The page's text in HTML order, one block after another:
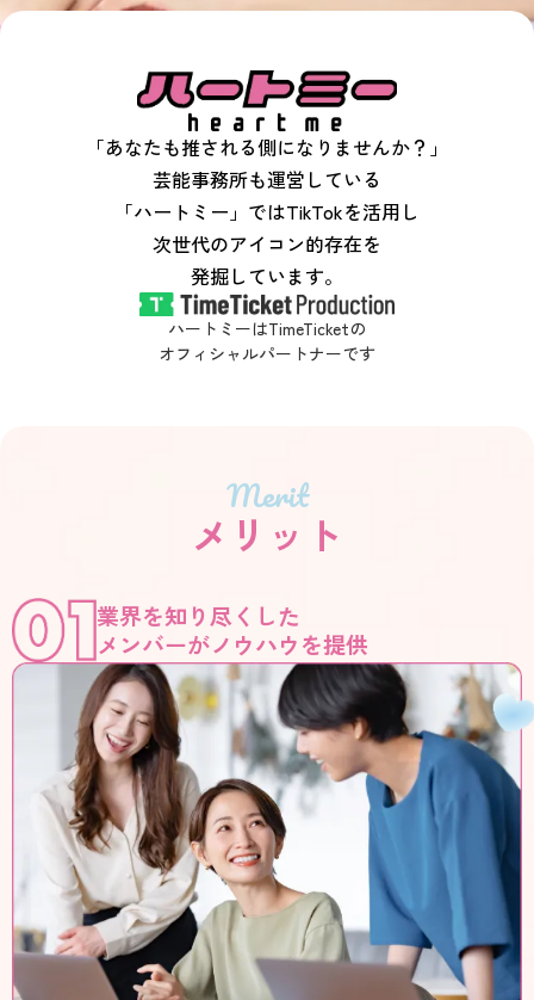
「あなたも推される側になりませんか？」
芸能事務所も運営している
「ハートミー」ではTikTokを活用し
次世代のアイコン的存在を
発掘しています。
ハートミーはTimeTicketの
オフィシャルパートナーです
Merit
メリット
業界を知り尽くした
メンバーがノウハウを提供